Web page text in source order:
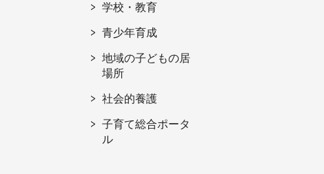
学校・教育
青少年育成
地域の子どもの居
場所
社会的養護
子育て総合ポータ
ル